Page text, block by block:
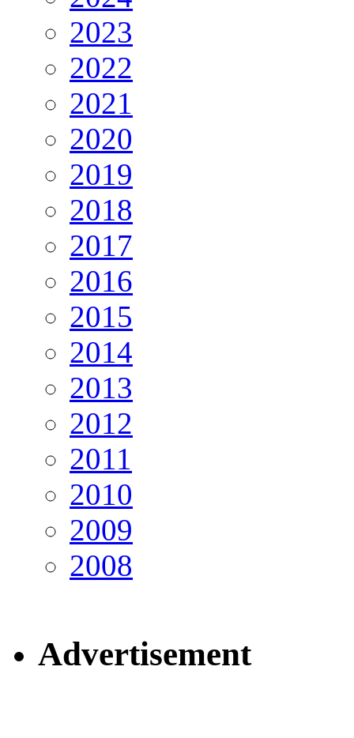
2023
2022
2021
2020
2019
2018
2017
2016
2015
2014
2013
2012
2011
2010
2009
2008
Advertisement